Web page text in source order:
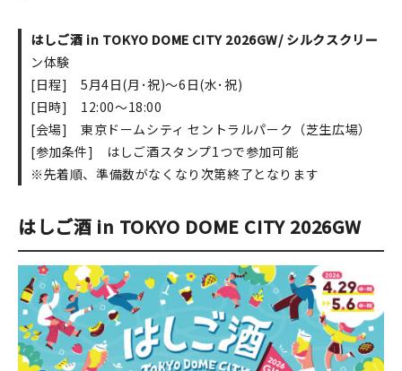
よくある質問
お問い合わせ
はしご酒 in TOKYO DOME CITY 2026GW/ シルクスクリー
ン体験
[日程] 5月4日(月･祝)～6日(水･祝)
[日時] 12:00～18:00
[会場] 東京ドームシティ セントラルパーク（芝生広場）
[参加条件] はしご酒スタンプ1つで参加可能
※先着順、準備数がなくなり次第終了となります
はしご酒 in TOKYO DOME CITY 2026GW